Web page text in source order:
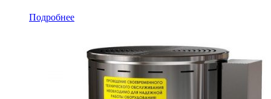
Подробнее